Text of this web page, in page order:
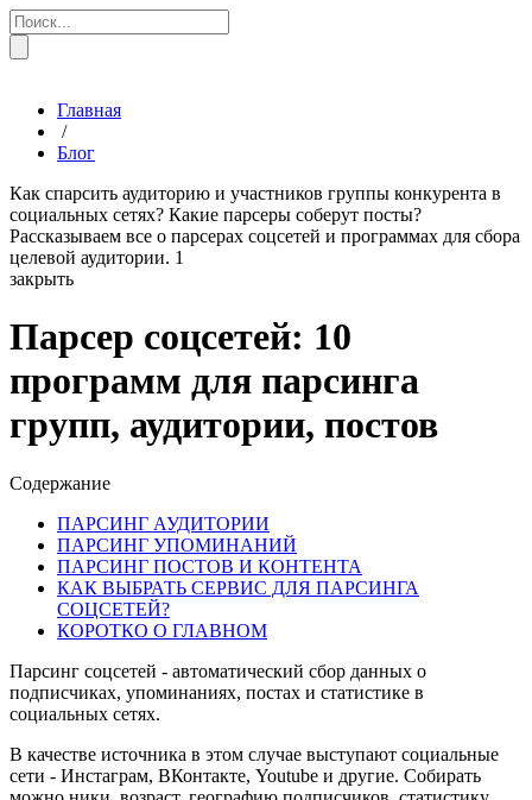
Главная
/
Блог
Как спарсить аудиторию и участников группы конкурента в
социальных сетях? Какие парсеры соберут посты?
Рассказываем все о парсерах соцсетей и программах для сбора
целевой аудитории. 1
закрыть
Парсер соцсетей: 10
программ для парсинга
групп, аудитории, постов
Содержание
ПАРСИНГ АУДИТОРИИ
ПАРСИНГ УПОМИНАНИЙ
ПАРCИНГ ПОСТОВ И КОНТЕНТА
КАК ВЫБРАТЬ СЕРВИС ДЛЯ ПАРСИНГА
СОЦСЕТЕЙ?
КОРОТКО О ГЛАВНОМ
Парсинг соцсетей - автоматический сбор данных о
подписчиках, упоминаниях, постах и статистике в
социальных сетях.
В качестве источника в этом случае выступают социальные
сети - Инстаграм, ВКонтакте, Youtube и другие. Собирать